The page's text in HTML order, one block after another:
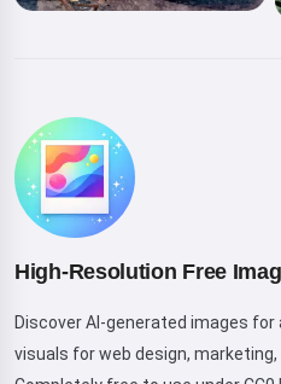
High-Resolution Free
Discover AI-generated images for
visuals for web design,